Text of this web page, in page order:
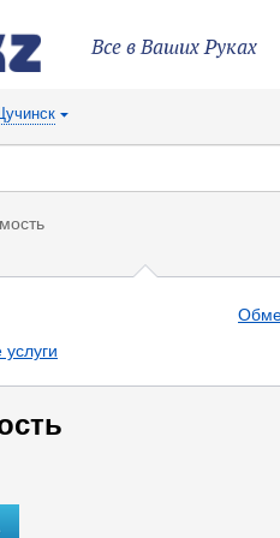
Все в Ваших Руках
{